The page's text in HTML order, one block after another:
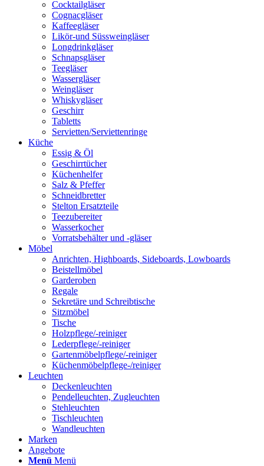
Cocktailgläser
Cognacgläser
Kaffeegläser
Likör-und Süssweingläser
Longdrinkgläser
Schnapsgläser
Teegläser
Wassergläser
Weingläser
Whiskygläser
Geschirr
Tabletts
Servietten/Serviettenringe
Küche
Essig & Öl
Geschirrtücher
Küchenhelfer
Salz & Pfeffer
Schneidbretter
Stelton Ersatzteile
Teezubereiter
Wasserkocher
Vorratsbehälter und -gläser
Möbel
Anrichten, Highboards, Sideboards, Lowboards
Beistellmöbel
Garderoben
Regale
Sekretäre und Schreibtische
Sitzmöbel
Tische
Holzpflege/-reiniger
Lederpflege/-reiniger
Gartenmöbelpflege/-reiniger
Küchenmöbelpflege-/reiniger
Leuchten
Deckenleuchten
Pendelleuchten, Zugleuchten
Stehleuchten
Tischleuchten
Wandleuchten
Marken
Angebote
Menü Menü